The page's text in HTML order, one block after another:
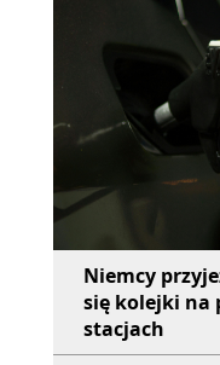
Niemcy
się kolejki na
stacjach